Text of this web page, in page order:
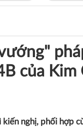
của Kim
nghị, phối hợp